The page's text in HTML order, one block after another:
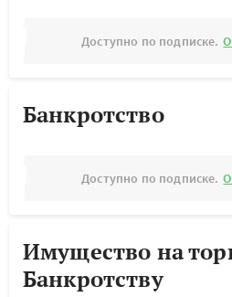
Доступно по подписке.
Банкротство
Доступно по подписке.
Имущество на
Банкротству